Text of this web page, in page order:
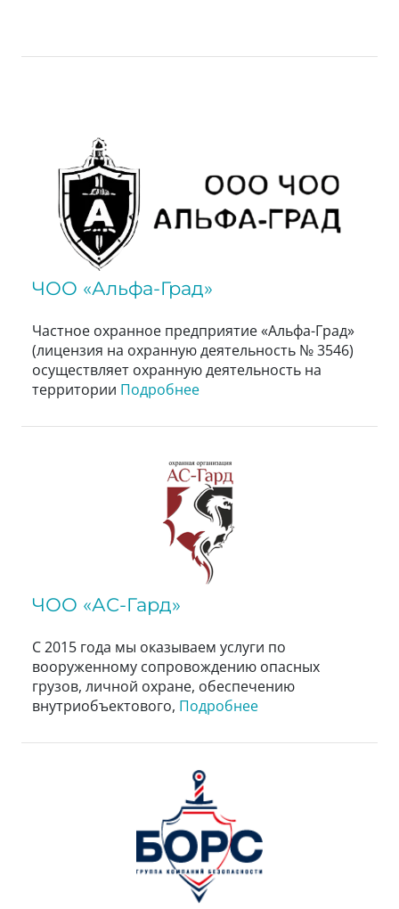
ЧОО «Альфа-Град»
Частное охранное предприятие «Альфа-Град»
(лицензия на охранную деятельность № 3546)
осуществляет охранную деятельность на
территории Подробнее
ЧОО «АС-Гард»
С 2015 года мы оказываем услуги по
вооруженному сопровождению опасных
грузов, личной охране, обеспечению
внутриобъектового, Подробнее